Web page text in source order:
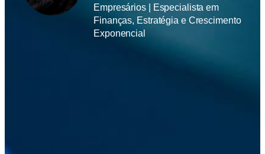
Empresários | Especialista em
Finanças, Estratégia e Crescimento
Exponencial